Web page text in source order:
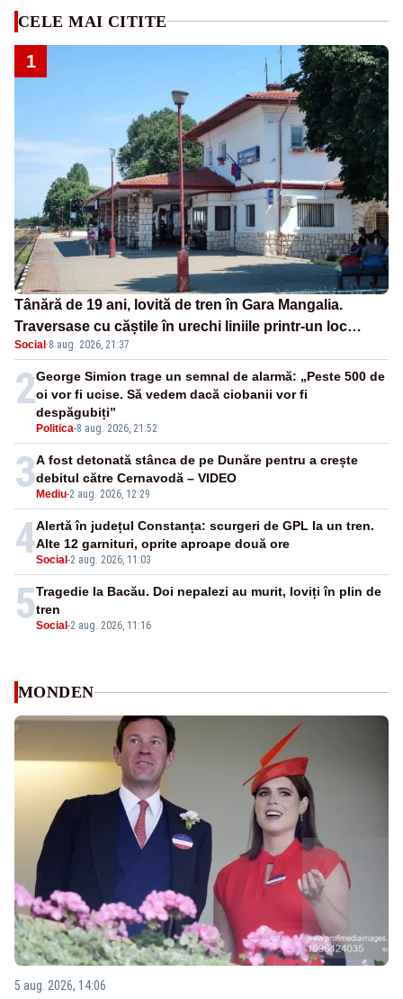
CELE MAI CITITE
1
Tânără de 19 ani, lovită de tren în Gara Mangalia.
Traversase cu căștile în urechi liniile printr-un loc
nepermis
Social ·8 aug. 2026, 21:37
2
Politica-8 aug. 2026, 21:52
George Simion trage un semnal de alarmă: „Peste 500 de
oi vor fi ucise. Să vedem dacă ciobanii vor fi
despăgubiți”
3 Mediu-2 aug. 2026, 12:29
A fost detonată stânca de pe Dunăre pentru a crește
debitul către Cernavodă – VIDEO
4Social -2 aug. 2026, 11:03
Alertă în județul Constanța: scurgeri de GPL la un tren.
Alte 12 garnituri, oprite aproape două ore
5Social -2 aug. 2026, 11:16
Tragedie la Bacău. Doi nepalezi au murit, loviți în plin de
tren
MONDEN
5 aug. 2026, 14:06